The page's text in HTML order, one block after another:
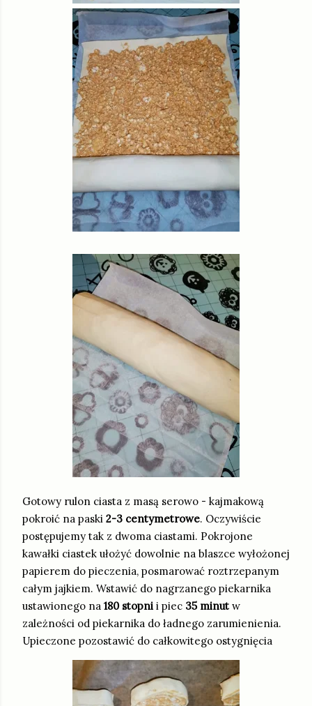
Gotowy rulon ciasta z masą serowo - kajmakową
pokroić na paski 2-3 centymetrowe. Oczywiście
postępujemy tak z dwoma ciastami. Pokrojone
kawałki ciastek ułożyć dowolnie na blaszce wyłożonej
papierem do pieczenia, posmarować roztrzepanym
całym jajkiem. Wstawić do nagrzanego piekarnika
ustawionego na 180 stopni i piec 35 minut w
zależności od piekarnika do ładnego zarumienienia.
Upieczone pozostawić do całkowitego ostygnięcia